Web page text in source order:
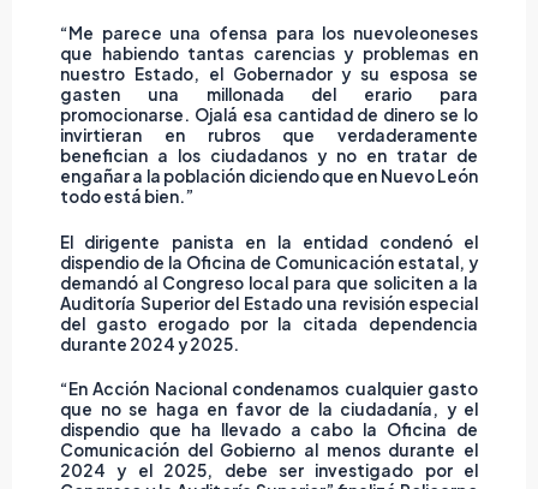
“Me parece una ofensa para los nuevoleoneses
que habiendo tantas carencias y problemas en
nuestro Estado, el Gobernador y su esposa se
gasten una millonada del erario para
promocionarse. Ojalá esa cantidad de dinero se lo
invirtieran en rubros que verdaderamente
benefician a los ciudadanos y no en tratar de
engañar a la población diciendo que en Nuevo León
todo está bien.”
El dirigente panista en la entidad condenó el
dispendio de la Oficina de Comunicación estatal, y
demandó al Congreso local para que soliciten a la
Auditoría Superior del Estado una revisión especial
del gasto erogado por la citada dependencia
durante 2024 y 2025.
“En Acción Nacional condenamos cualquier gasto
que no se haga en favor de la ciudadanía, y el
dispendio que ha llevado a cabo la Oficina de
Comunicación del Gobierno al menos durante el
2024 y el 2025, debe ser investigado por el